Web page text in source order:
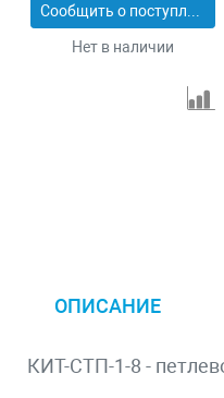
Сообщить о поступлении
Нет в наличии
ОПИСАНИЕ
КИТ-СТП-1-8 -